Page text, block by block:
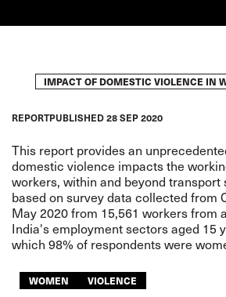
IMPACT OF DOMESTIC VIOLENCE IN
REPORTPUBLISHED28 SEP 2020
This report provides an
domestic violence impacts the
workers, within and beyond
based on survey data collected from
May 2020 from 15,561 workers from
India's employment sectors aged 15
which 98% of respondents were
WOMEN VIOLENCE